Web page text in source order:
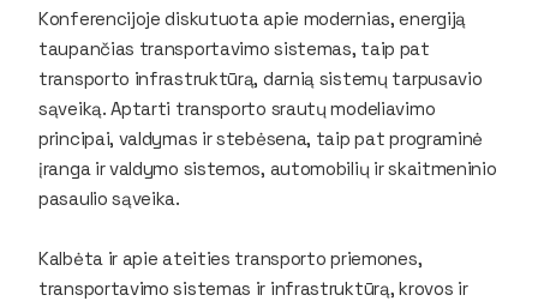
Konferencijoje diskutuota apie modernias, energiją
taupančias transportavimo sistemas, taip pat
transporto infrastruktūrą, darnią sistemų tarpusavio
sąveiką. Aptarti transporto srautų modeliavimo
principai, valdymas ir stebėsena, taip pat programinė
įranga ir valdymo sistemos, automobilių ir skaitmeninio
pasaulio sąveika.
Kalbėta ir apie ateities transporto priemones,
transportavimo sistemas ir infrastruktūrą, krovos ir